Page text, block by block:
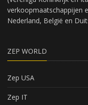
verkoopmaatschappijen
Nederland, België en
ZEP WORLD
Zep USA
Zep IT